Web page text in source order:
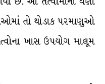
તો થોડાક પરમાણુઓ
ખાસ ઉપયોગ માલૂમ